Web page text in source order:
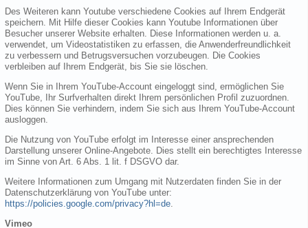
Des Weiteren kann Youtube verschiedene Cookies auf Ihrem Endgerät
speichern. Mit Hilfe dieser Cookies kann Youtube Informationen über
Besucher unserer Website erhalten. Diese Informationen werden u. a.
verwendet, um Videostatistiken zu erfassen, die Anwenderfreundlichkeit
zu verbessern und Betrugsversuchen vorzubeugen. Die Cookies
verbleiben auf Ihrem Endgerät, bis Sie sie löschen.
Wenn Sie in Ihrem YouTube-Account eingeloggt sind, ermöglichen Sie
YouTube, Ihr Surfverhalten direkt Ihrem persönlichen Profil zuzuordnen.
Dies können Sie verhindern, indem Sie sich aus Ihrem YouTube-Account
ausloggen.
Die Nutzung von YouTube erfolgt im Interesse einer ansprechenden
Darstellung unserer Online-Angebote. Dies stellt ein berechtigtes Interesse
im Sinne von Art. 6 Abs. 1 lit. f DSGVO dar.
Weitere Informationen zum Umgang mit Nutzerdaten finden Sie in der
Datenschutzerklärung von YouTube unter:
https://policies.google.com/privacy?hl=de
Vimeo